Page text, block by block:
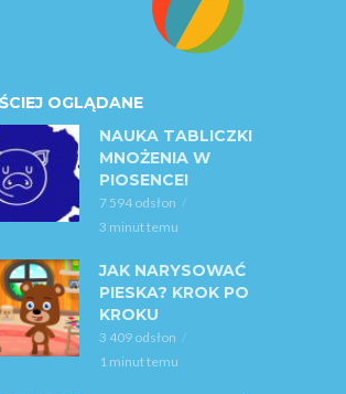
OGLĄDANE
NAUKA TABLICZKI
MNOŻENIA W
PIOSENCE!
7 594 odsłon
3 minut temu
JAK NARYSOWAĆ
PIESKA? KROK PO
KROKU
3 409 odsłon
1 minut temu